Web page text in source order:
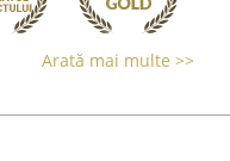
Arată mai multe >>